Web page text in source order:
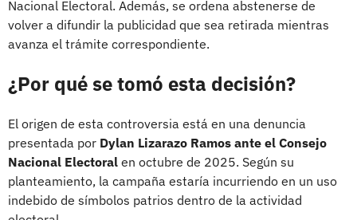
Nacional Electoral. Además, se ordena abstenerse de
volver a difundir la publicidad que sea retirada mientras
avanza el trámite correspondiente.
¿Por qué se tomó esta decisión?
El origen de esta controversia está en una denuncia
presentada por Dylan Lizarazo Ramos ante el Consejo
Nacional Electoral en octubre de 2025. Según su
planteamiento, la campaña estaría incurriendo en un uso
indebido de símbolos patrios dentro de la actividad